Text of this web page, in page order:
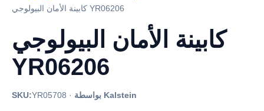
كابينة الأمان البيولوجي YR06206
كابينة الأمان البيولوجي
YR06206
SKU:YR05708 · بواسطة Kalstein